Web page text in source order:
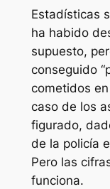
Estadísticas
ha habido
supuesto,
conseguido
cometidos
caso de los
figurado,
de la policía
Pero las
funciona.